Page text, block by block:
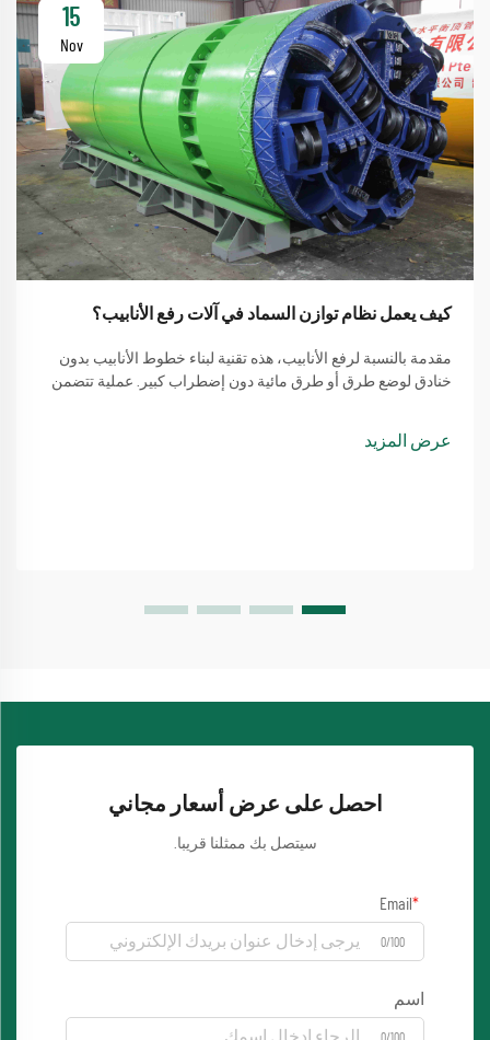
15
Nov
كيف يعمل نظام توازن السماد في آلات رفع الأنابيب؟
مقدمة بالنسبة لرفع الأنابيب، هذه تقنية لبناء خطوط الأنابيب بدون
خنادق لوضع طرق أو طرق مائية دون إضطراب كبير. عملية تتضمن
عرض المزيد
احصل على عرض أسعار مجاني
سيتصل بك ممثلنا قريبا.
Email
0/100
اسم